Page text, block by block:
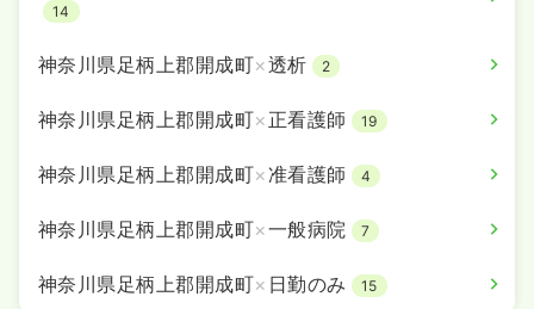
14
神奈川県足柄上郡開成町×透析 2
神奈川県足柄上郡開成町× 正看護師 19
神奈川県足柄上郡開成町×准看護師 4
神奈川県足柄上郡開成町×一般病院 7
神奈川県足柄上郡開成町× 日勤のみ 15